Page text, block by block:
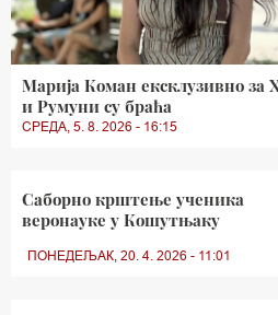
Марија Коман ексклузивно за
и Румуни су браћа
СРЕДА, 5. 8. 2026 - 16:15
Саборно крштење ученика
веронауке у Кошутњаку
ПОНЕДЕЉАК, 20. 4. 2026 - 11:01